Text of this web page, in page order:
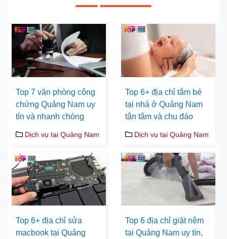
Top 7 văn phòng công
chứng Quảng Nam uy
tín và nhanh chóng
Dịch vụ tại Quảng Nam
Top 6+ địa chỉ tắm bé
tại nhà ở Quảng Nam
tận tâm và chu đáo
Dịch vụ tại Quảng Nam
Top 6+ địa chỉ sửa
macbook tại Quảng
Top 6 địa chỉ giặt nệm
tại Quảng Nam uy tín,